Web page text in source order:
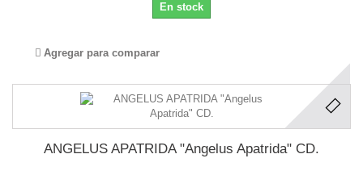
En stock
Agregar para comparar
ANGELUS APATRIDA "Angelus Apatrida" CD.